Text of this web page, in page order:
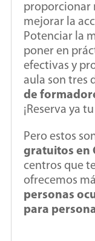
proporcionar
mejorar la
Potenciar la
poner en
efectivas y
aula son tres
de
¡Reserva ya
Pero estos
gratuitos en
centros que
ofrecemos
personas
para